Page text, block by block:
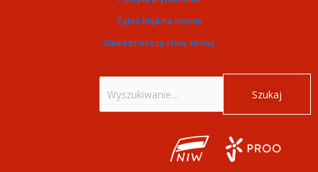
Zgłoś błąd na stronie
Odwiedź naszą starą stronę
Szukaj
dla: